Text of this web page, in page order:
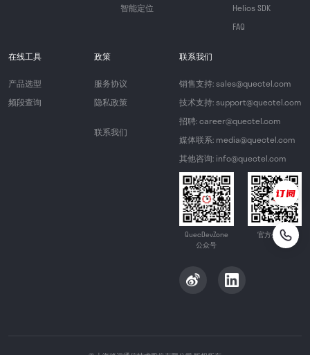
智能定位
Helios SDK
FAQ
在线工具
产品选型
频段查询
政策
服务协议
隐私政策
联系我们
联系我们
销售支持: sales@quectel.com
技术支持: support@quectel.com
招聘: career@quectel.com
媒体联系: media@quectel.com
其他咨询: info@quectel.com
QuecDevZone
公众号
官方公众号